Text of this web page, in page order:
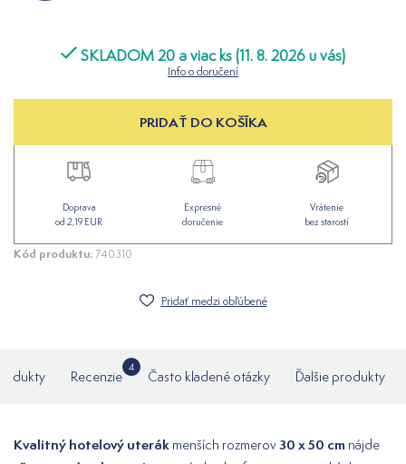
SKLADOM 20 a viac ks (11. 8. 2026 u vás)
Info o doručení
PRIDAŤ DO KOŠÍKA
Doprava
od 2,19 EUR
Expresné
doručenie
Vrátenie
bez starostí
Kód produktu:740310
Pridať medzi obľúbené
Recenzie
4
Často kladené otázky Ďalšie produkty
Kvalitný hotelový uterák menších rozmerov30 x 50 cm nájde